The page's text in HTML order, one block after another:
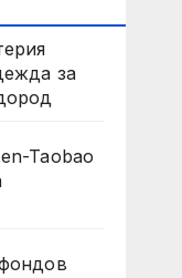
за
Taobao